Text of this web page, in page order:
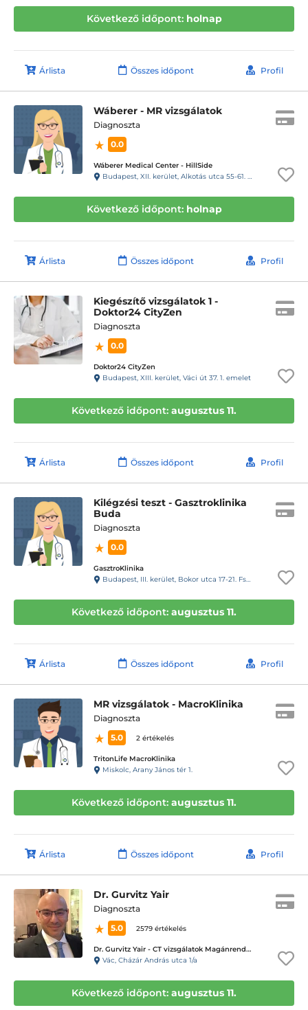
Következő időpont: holnap
Árlista Összes időpont Profil
Wáberer - MR vizsgálatok
Diagnoszta
0.0
Wáberer Medical Center - HillSide
Budapest, XII. kerület, Alkotás utca 55-61. Hillside
Következő időpont: holnap
Árlista Összes időpont Profil
Kiegészítő vizsgálatok 1 -
Doktor24 CityZen
Diagnoszta
0.0
Doktor24 CityZen
Budapest, XIII. kerület, Váci út 37. 1. emelet
Következő időpont: augusztus 11.
Árlista Összes időpont Profil
Kilégzési teszt - Gasztroklinika
Buda
Diagnoszta
0.0
GasztroKlinika
Budapest, III. kerület, Bokor utca 17-21. Fszt.
Következő időpont: augusztus 11.
Árlista Összes időpont Profil
MR vizsgálatok - MacroKlinika
Diagnoszta
5.0
2 értékelés
TritonLife MacroKlinika
Miskolc, Arany János tér 1.
Következő időpont: augusztus 11.
Árlista Összes időpont Profil
Dr. Gurvitz Yair
Diagnoszta
5.0
2579 értékelés
Dr. Gurvitz Yair - CT vizsgálatok Magánrendelése
Vác, Cházár András utca 1/a
Következő időpont: augusztus 11.